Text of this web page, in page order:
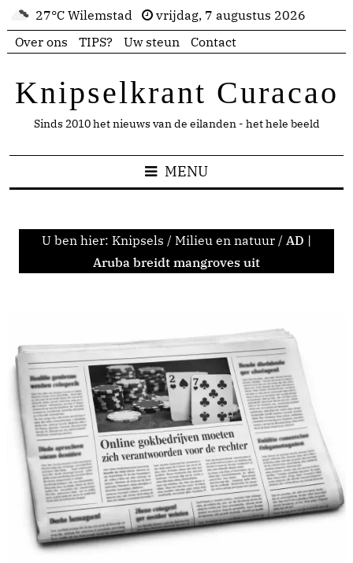
27°C Wilemstad
vrijdag, 7 augustus 2026
Over ons
TIPS? Uw steun Contact
Knipselkrant Curacao
Sinds 2010 het nieuws van de eilanden - het hele beeld
MENU
U ben hier: Knipsels / Milieu en natuur / AD |
Aruba breidt mangroves uit